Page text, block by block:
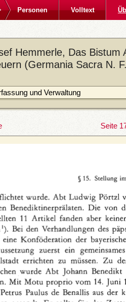
Personen Volltext
Hemmerle, Das Bistum
(Germania Sacra N.
Seite